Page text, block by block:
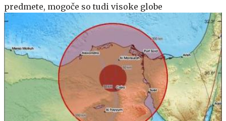
predmete, mogoče so tudi visoke globe